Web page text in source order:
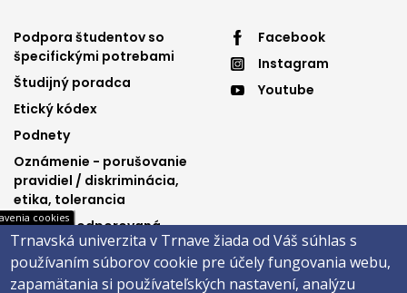
Footer
menu
3
Podpora študentov so
špecifickými potrebami
Študijný poradca
Etický kódex
Podnety
Oznámenie - porušovanie
pravidiel / diskriminácia,
etika, tolerancia
Výučba podporovaná
Ministerstvom
spravodlivosti SR
Footer
menu
Facebook
Instagram
Youtube
cookies
Trnavská univerzita v Trnave žiada od Váš súhlas s
používaním súborov cookie pre účely fungovania webu,
zapamätania si používateľských nastavení, analýzu